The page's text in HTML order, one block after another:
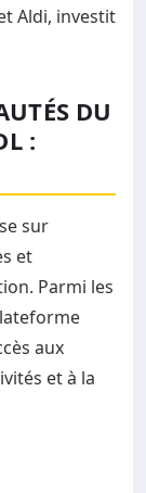
Aldi, investit
DU
:
sur
et
Parmi les
aux
et à la